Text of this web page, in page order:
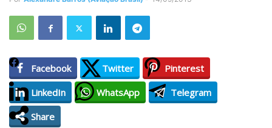
Facebook Twitter
Pinterest
LinkedIn
WhatsApp
Telegram
Share